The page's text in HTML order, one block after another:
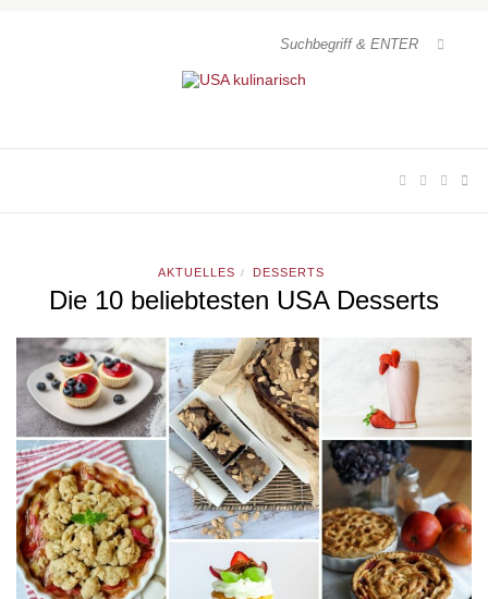
AKTUELLES / DESSERTS
Die 10 beliebtesten USA Desserts